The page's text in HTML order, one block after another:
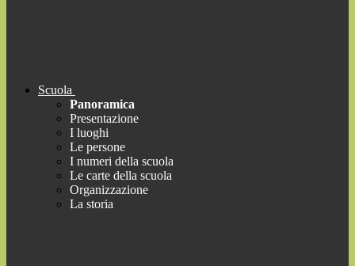
Scuola
Panoramica
Presentazione
I luoghi
Le persone
I numeri della scuola
Le carte della scuola
Organizzazione
La storia